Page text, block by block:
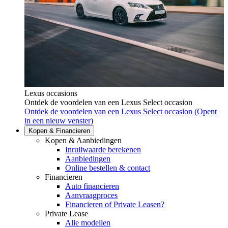
Lexus occasions
Ontdek de voordelen van een Lexus Select occasion
Ontdek de voordelen van een Lexus Select occasion (Opent
in een nieuw venster)
Kopen & Financieren
Kopen & Aanbiedingen
Inruilwaarde berekenen
Aanbiedingen
Online bestellen & contact
Financieren
Auto financieren
Aanvraagproces
Financieren of Private Leasen?
Private Lease
Alle modellen